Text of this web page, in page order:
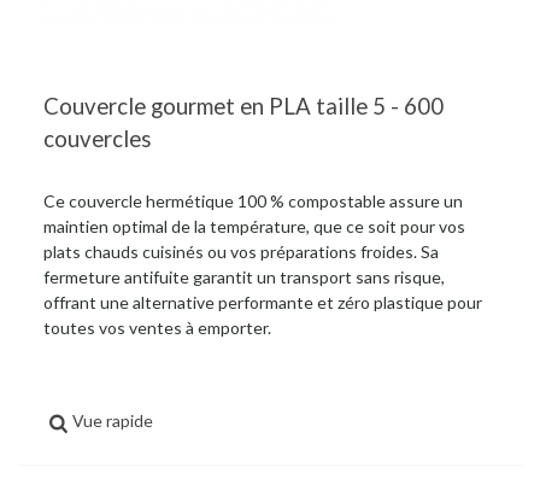
Couvercle gourmet en PLA taille 5 - 600
couvercles
Ce couvercle hermétique 100 % compostable assure un
maintien optimal de la température, que ce soit pour vos
plats chauds cuisinés ou vos préparations froides. Sa
fermeture antifuite garantit un transport sans risque,
offrant une alternative performante et zéro plastique pour
toutes vos ventes à emporter.
Vue rapide